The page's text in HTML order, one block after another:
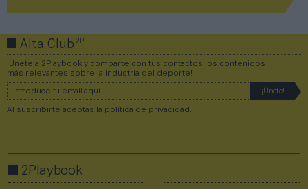
Alta Club2P
¡Únete a 2Playbook y comparte con tus contactos los contenidos
más relevantes sobre la industria del deporte!
Al suscribirte aceptas la política de privacidad
2Playbook